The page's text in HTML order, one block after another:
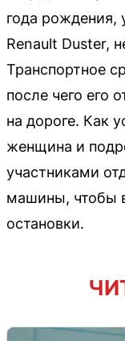
года рождения,
Renault Duster,
Транспортное
после чего его
на дороге. Как
женщина и
участниками
машины, чтобы
остановки.